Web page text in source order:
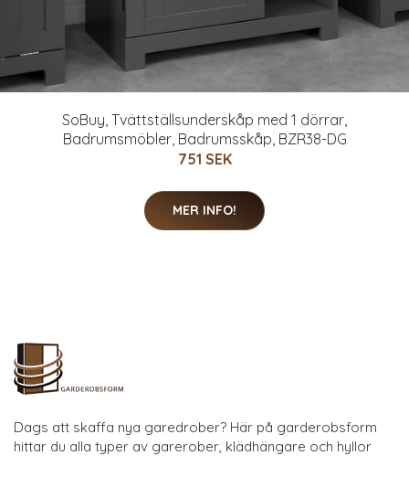
SoBuy, Tvättställsunderskåp med 1 dörrar,
Badrumsmöbler, Badrumsskåp, BZR38-DG
751 SEK
MER INFO!
Dags att skaffa nya garedrober? Här på garderobsform
hittar du alla typer av garerober, klädhängare och hyllor